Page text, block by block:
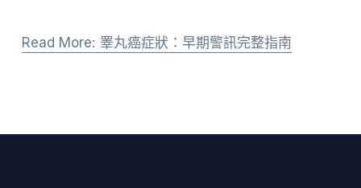
Read More: 睪丸癌症狀：早期警訊完整指南